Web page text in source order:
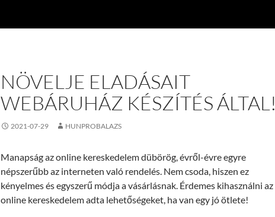
NÖVELJE ELADÁSAIT
WEBÁRUHÁZ KÉSZÍTÉS ÁLTAL!
2021-07-29 HUNPROBALAZS
Manapság az online kereskedelem dübörög, évről-évre egyre
népszerűbb az interneten való rendelés. Nem csoda, hiszen ez
kényelmes és egyszerű módja a vásárlásnak. Érdemes kihasználni az
online kereskedelem adta lehetőségeket, ha van egy jó ötlete!